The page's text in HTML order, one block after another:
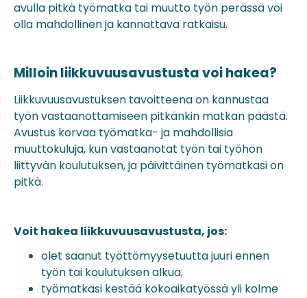
avulla pitkä työmatka tai muutto työn perässä voi
olla mahdollinen ja kannattava ratkaisu.
Milloin liikkuvuusavustusta voi hakea?
Liikkuvuusavustuksen tavoitteena on kannustaa
työn vastaanottamiseen pitkänkin matkan päästä.
Avustus korvaa työmatka- ja mahdollisia
muuttokuluja, kun vastaanotat työn tai työhön
liittyvän koulutuksen, ja päivittäinen työmatkasi on
pitkä.
Voit hakea liikkuvuusavustusta, jos:
olet saanut työttömyysetuutta juuri ennen
työn tai koulutuksen alkua,
työmatkasi kestää kokoaikatyössä yli kolme